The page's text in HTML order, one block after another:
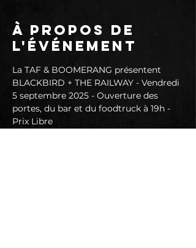
À propos de
l'événement
La TAF & BOOMERANG présentent
BLACKBIRD + THE RAILWAY - Vendredi
5 septembre 2025 - Ouverture des
portes, du bar et du foodtruck à 19h -
Prix Libre